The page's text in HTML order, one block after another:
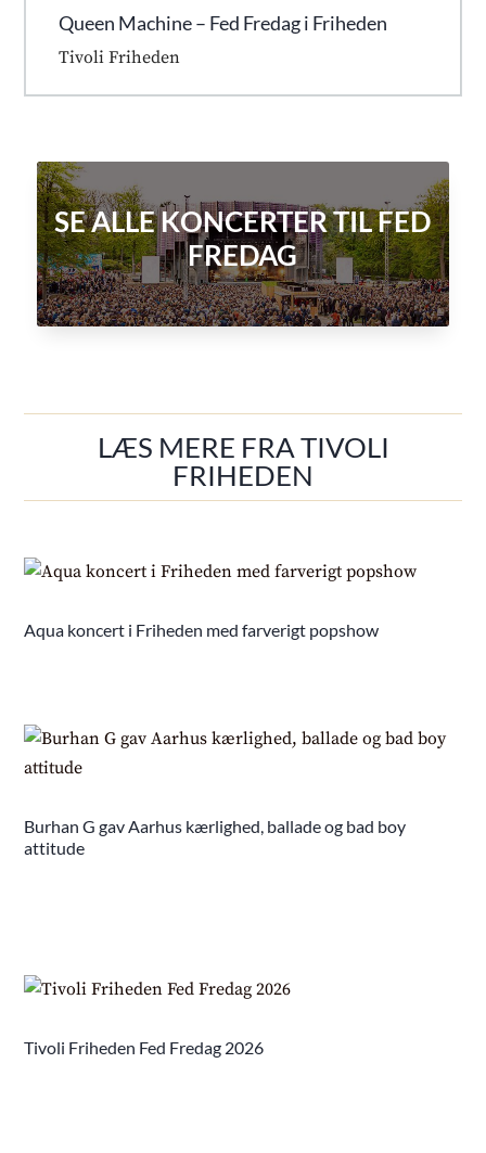
Queen Machine – Fed Fredag i Friheden
Tivoli Friheden
SE ALLE KONCERTER TIL FED
FREDAG
LÆS MERE FRA TIVOLI
FRIHEDEN
Aqua koncert i Friheden med farverigt popshow
Burhan G gav Aarhus kærlighed, ballade og bad boy
attitude
Tivoli Friheden Fed Fredag 2026